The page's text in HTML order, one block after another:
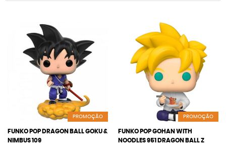
PROMOÇÃO
FUNKO POP DRAGON BALL GOKU &
NIMBUS 109
PROMOÇÃO
FUNKO POP GOHAN WITH
NOODLES 951 DRAGON BALL Z